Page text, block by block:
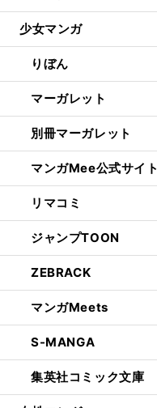
少女マンガ
りぼん
マーガレット
別冊マーガレット
マンガMee公式サイト
リマコミ
ジャンプTOON
ZEBRACK
マンガMeets
S-MANGA
集英社コミック文庫